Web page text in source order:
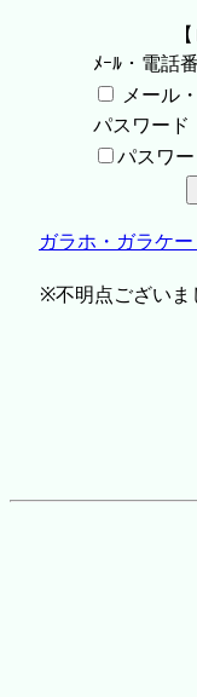
ﾒｰﾙ・電話
メール
パスワード
パスワ
ガラホ・ガラケ
※不明点ございま